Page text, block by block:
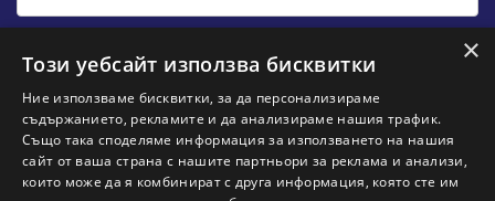
Абонирам се
НАЙ-ПОПУЛЯРНИ ТЪРСЕНИЯ:
×
Този уебсайт използва бисквитки
Ние използваме бисквитки, за да персонализираме
съдържанието, рекламите и да анализираме нашия трафик.
Също така споделяме информация за използването на нашия
сайт от ваша страна с нашите партньори за реклама и анализи,
които може да я комбинират с друга информация, която сте им